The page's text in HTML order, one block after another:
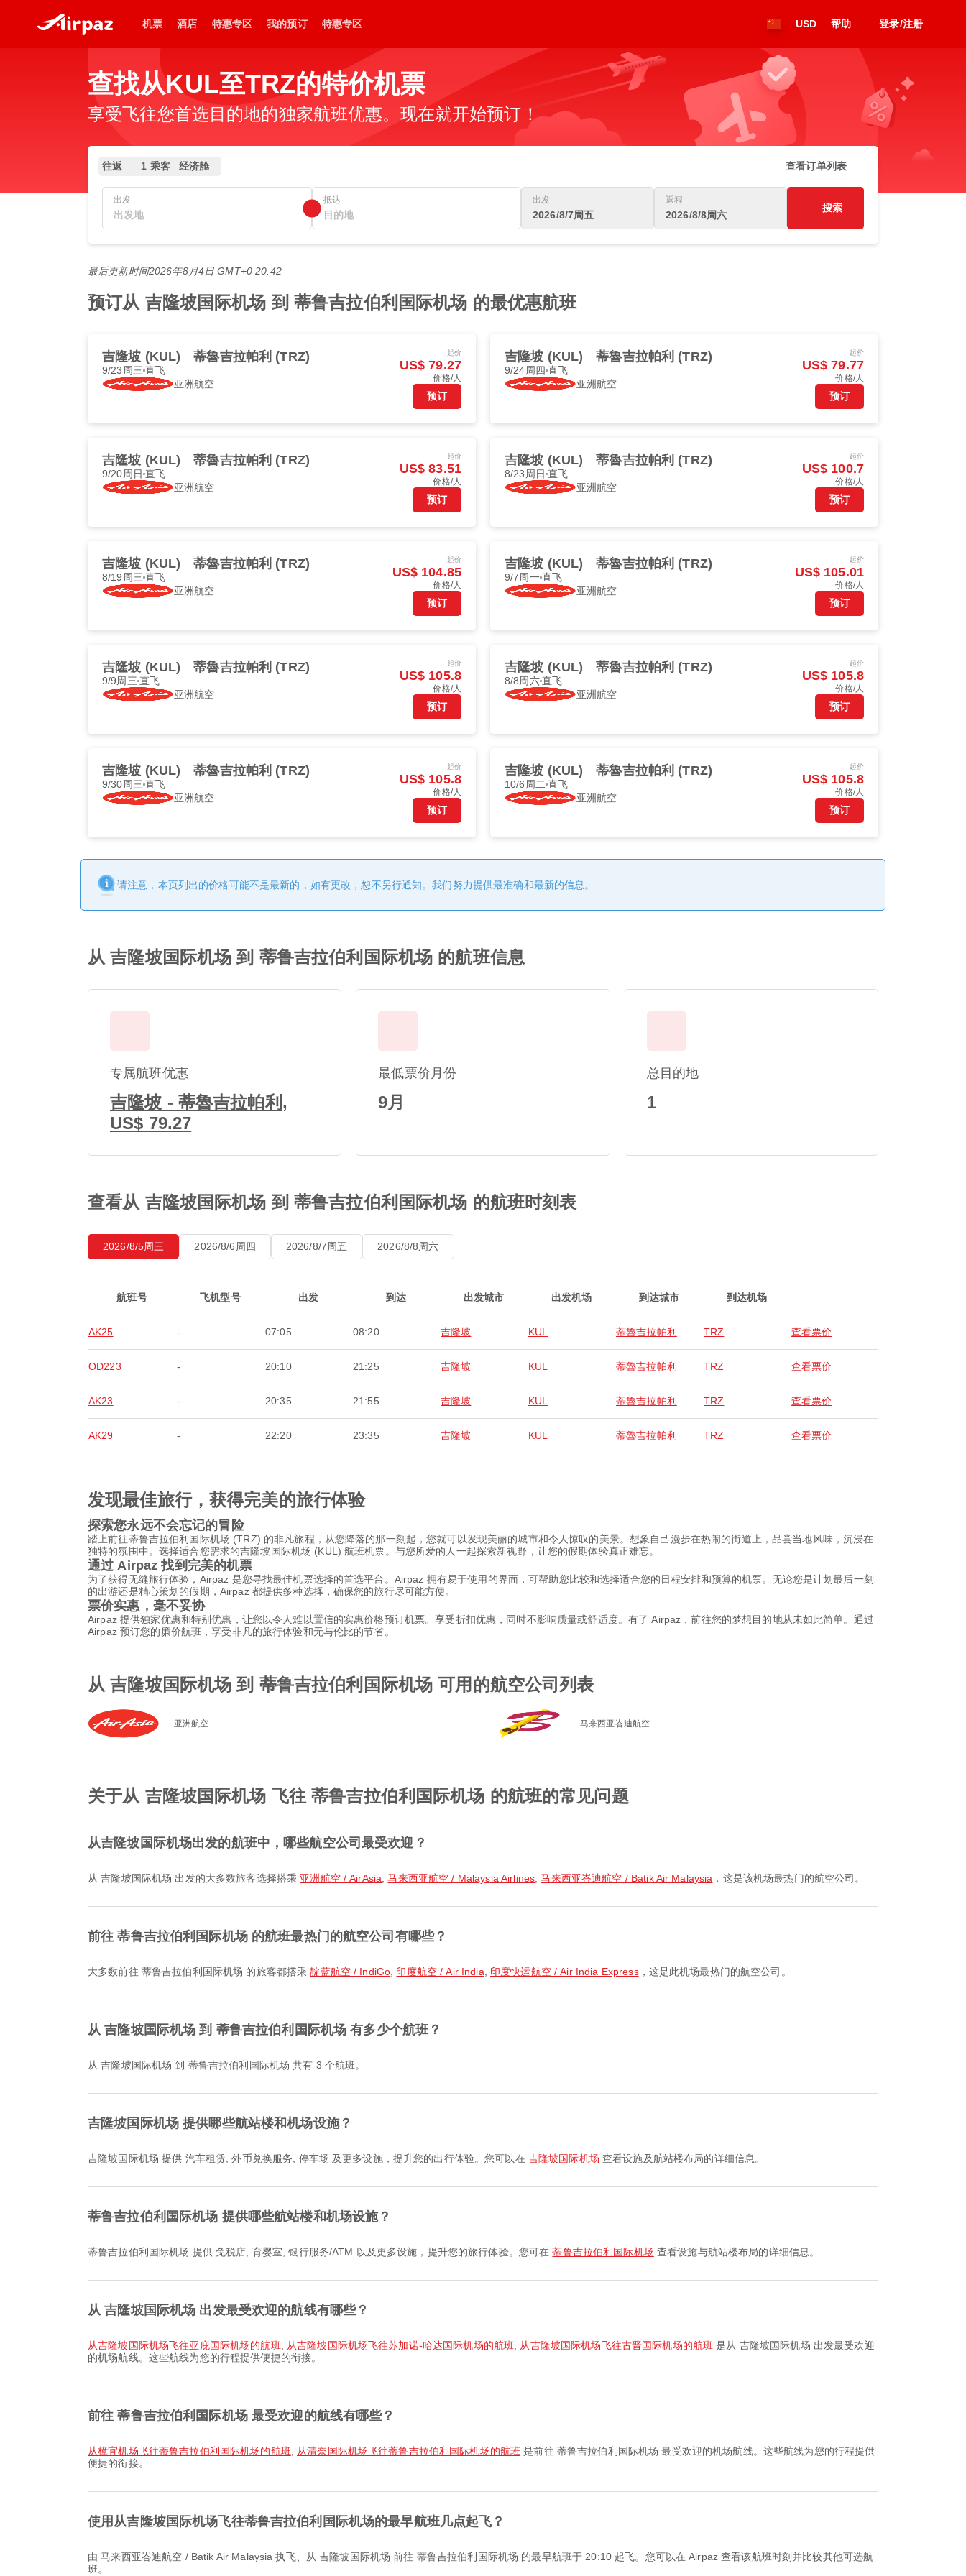
机票 酒店 特惠专区 我的预订 特惠专区 USD 帮助 登录/注册
查找从KUL至TRZ的特价机票
享受飞往您首选目的地的独家航班优惠。现在就开始预订！
往返 1 乘客 经济舱 查看订单列表
出发 抵达 出发
2026/8/7周五
返程
2026/8/8周六
搜索
最后更新时间2026年8月4日 GMT+0 20:42
预订从 吉隆坡国际机场 到 蒂鲁吉拉伯利国际机场 的最优惠航班
吉隆坡 (KUL) 蒂魯吉拉帕利 (TRZ)
9/23周三 直飞
亚洲航空
起价
US$ 79.27
价格/人
预订
吉隆坡 (KUL) 蒂魯吉拉帕利 (TRZ)
9/24周四 直飞
亚洲航空
起价
US$ 79.77
价格/人
预订
吉隆坡 (KUL) 蒂魯吉拉帕利 (TRZ)
9/20周日 直飞
亚洲航空
起价
US$ 83.51
价格/人
预订
吉隆坡 (KUL) 蒂魯吉拉帕利 (TRZ)
8/23周日 直飞
亚洲航空
起价
US$ 100.7
价格/人
预订
吉隆坡 (KUL) 蒂魯吉拉帕利 (TRZ)
8/19周三 直飞
亚洲航空
起价
US$ 104.85
价格/人
预订
吉隆坡 (KUL) 蒂魯吉拉帕利 (TRZ)
9/7周一直飞
亚洲航空
起价
US$ 105.01
价格/人
预订
吉隆坡 (KUL) 蒂魯吉拉帕利 (TRZ)
9/9周三 直飞
亚洲航空
起价
US$ 105.8
价格/人
预订
吉隆坡 (KUL) 蒂魯吉拉帕利 (TRZ)
8/8周六直飞
亚洲航空
起价
US$ 105.8
价格/人
预订
吉隆坡 (KUL) 蒂魯吉拉帕利 (TRZ)
9/30周三 直飞
亚洲航空
起价
US$ 105.8
价格/人
预订
吉隆坡 (KUL) 蒂魯吉拉帕利 (TRZ)
10/6周二 直飞
亚洲航空
起价
US$ 105.8
价格/人
预订
请注意，本页列出的价格可能不是最新的，如有更改，恕不另行通知。我们努力提供最准确和最新的信息。
从 吉隆坡国际机场 到 蒂鲁吉拉伯利国际机场 的航班信息
专属航班优惠
吉隆坡 - 蒂魯吉拉帕利,
US$ 79.27
最低票价月份
9月
总目的地
1
查看从 吉隆坡国际机场 到 蒂鲁吉拉伯利国际机场 的航班时刻表
2026/8/5周三 2026/8/6周四 2026/8/7周五 2026/8/8周六
航班号 飞机型号 出发 到达 出发城市 出发机场 到达城市 到达机场
AK25 - 07:05 08:20 吉隆坡 KUL 蒂魯吉拉帕利 TRZ 查看票价
OD223 - 20:10 21:25 吉隆坡 KUL 蒂魯吉拉帕利 TRZ 查看票价
AK23 - 20:35 21:55 吉隆坡 KUL 蒂魯吉拉帕利 TRZ 查看票价
AK29 - 22:20 23:35 吉隆坡 KUL 蒂魯吉拉帕利 TRZ 查看票价
发现最佳旅行，获得完美的旅行体验
探索您永远不会忘记的冒险
踏上前往蒂鲁吉拉伯利国际机场 (TRZ) 的非凡旅程，从您降落的那一刻起，您就可以发现美丽的城市和令人惊叹的美景。想象自己漫步在热闹的街道上，品尝当地风味，沉浸在
独特的氛围中。选择适合您需求的吉隆坡国际机场 (KUL) 航班机票。与您所爱的人一起探索新视野，让您的假期体验真正难忘。
通过 Airpaz 找到完美的机票
为了获得无缝旅行体验，Airpaz 是您寻找最佳机票选择的首选平台。Airpaz 拥有易于使用的界面，可帮助您比较和选择适合您的日程安排和预算的机票。无论您是计划最后一刻
的出游还是精心策划的假期，Airpaz 都提供多种选择，确保您的旅行尽可能方便。
票价实惠，毫不妥协
Airpaz 提供独家优惠和特别优惠，让您以令人难以置信的实惠价格预订机票。享受折扣优惠，同时不影响质量或舒适度。有了 Airpaz，前往您的梦想目的地从未如此简单。通过
Airpaz 预订您的廉价航班，享受非凡的旅行体验和无与伦比的节省。
从 吉隆坡国际机场 到 蒂鲁吉拉伯利国际机场 可用的航空公司列表
亚洲航空 马来西亚峇迪航空
关于从 吉隆坡国际机场 飞往 蒂鲁吉拉伯利国际机场 的航班的常见问题
从吉隆坡国际机场出发的航班中，哪些航空公司最受欢迎？
从 吉隆坡国际机场 出发的大多数旅客选择搭乘 亚洲航空 / AirAsia ,马来西亚航空 / Malaysia Airlines ,马来西亚峇迪航空 / Batik Air Malaysia ，这是该机场最热门的航空公司。
前往 蒂鲁吉拉伯利国际机场 的航班最热门的航空公司有哪些？
大多数前往 蒂鲁吉拉伯利国际机场 的旅客都搭乘靛蓝航空 / IndiGo 印度航空 / Air India 印度快运航空 / Air India Express，这是此机场最热门的航空公司。
从 吉隆坡国际机场 到 蒂鲁吉拉伯利国际机场 有多少个航班？
从 吉隆坡国际机场 到 蒂鲁吉拉伯利国际机场 共有 3 个航班。
吉隆坡国际机场 提供哪些航站楼和机场设施？
吉隆坡国际机场 提供 汽车租赁, 外币兑换服务, 停车场 及更多设施，提升您的出行体验。您可以在 吉隆坡国际机场 查看设施及航站楼布局的详细信息。
蒂鲁吉拉伯利国际机场 提供哪些航站楼和机场设施？
蒂鲁吉拉伯利国际机场 提供 免税店, 育婴室, 银行服务/ATM 以及更多设施，提升您的旅行体验。您可在蒂鲁吉拉伯利国际机场 查看设施与航站楼布局的详细信息。
从 吉隆坡国际机场 出发最受欢迎的航线有哪些？
从吉隆坡国际机场飞往亚庇国际机场的航班 从吉隆坡国际机场飞往苏加诺-哈达国际机场的航班 从吉隆坡国际机场飞往古晋国际机场的航班 是从 吉隆坡国际机场 出发最受欢迎
的机场航线。这些航线为您的行程提供便捷的衔接。
前往 蒂鲁吉拉伯利国际机场 最受欢迎的航线有哪些？
从樟宜机场飞往蒂鲁吉拉伯利国际机场的航班 从清奈国际机场飞往蒂鲁吉拉伯利国际机场的航班 是前往 蒂鲁吉拉伯利国际机场 最受欢迎的机场航线。这些航线为您的行程提供
便捷的衔接。
使用从吉隆坡国际机场飞往蒂鲁吉拉伯利国际机场的最早航班几点起飞？
由 马来西亚峇迪航空 / Batik Air Malaysia 执飞、从 吉隆坡国际机场 前往 蒂鲁吉拉伯利国际机场 的最早航班于 20:10 起飞。您可以在 Airpaz 查看该航班时刻并比较其他可选航
班。